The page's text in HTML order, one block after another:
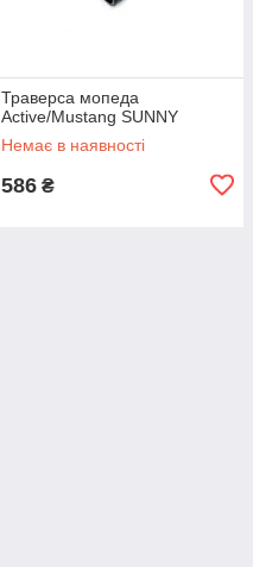
Траверса мопеда
Active/Mustang SUNNY
Немає в наявності
586 ₴